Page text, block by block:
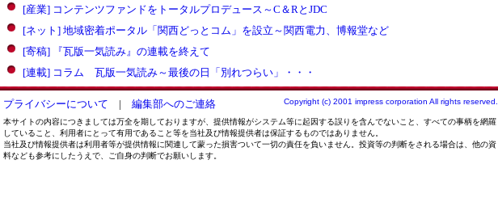
[産業] コンテンツファンドをトータルプロデュース～C＆RとJDC
[ネット] 地域密着ポータル「関西どっとコム」を設立～関西電力、博報堂など
[寄稿] 『瓦版一気読み』の連載を終えて
[連載] コラム 瓦版一気読み～最後の日「別れつらい」・・・
プライバシーについて | 編集部へのご連絡 Copyright (c) 2001 impress corporation All rights reserved.
本サイトの内容につきましては万全を期しておりますが、提供情報がシステム等に起因する誤りを含んでないこと、すべての事柄を網羅
していること、利用者にとって有用であること等を当社及び情報提供者は保証するものではありません。
当社及び情報提供者は利用者等が提供情報に関連して蒙った損害ついて一切の責任を負いません。投資等の判断をされる場合は、他の資
料なども参考にしたうえで、ご自身の判断でお願いします。